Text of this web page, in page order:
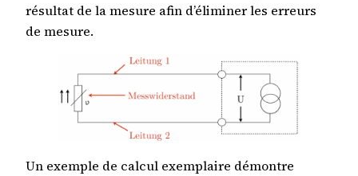
résultat de la mesure afin d’éliminer les erreurs
de mesure.
Un exemple de calcul exemplaire démontre